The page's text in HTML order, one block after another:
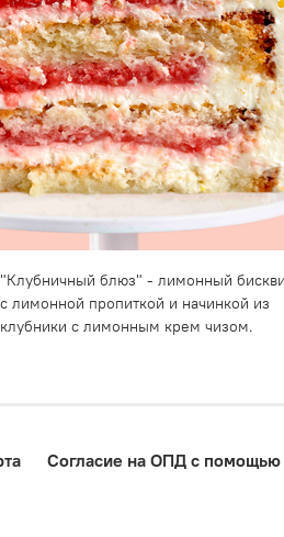
"Клубничный блюз" - лимонный
с лимонной пропиткой и начинкой из
клубники с лимонным крем чизом.
Согласие на ОПД с помощью